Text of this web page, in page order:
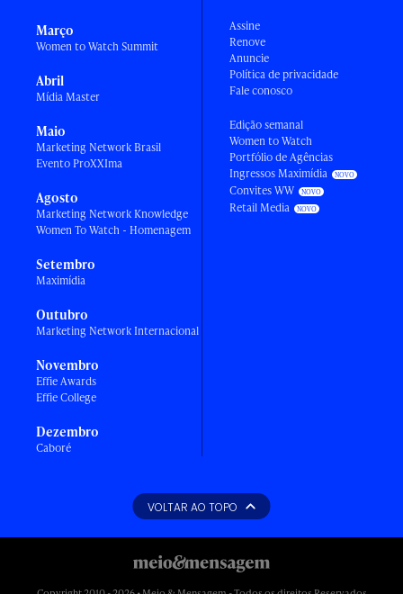
Março
Women to Watch Summit
Abril
Mídia Master
Maio
Marketing Network Brasil
Evento ProXXIma
Agosto
Marketing Network Knowledge
Women To Watch - Homenagem
Setembro
Maximídia
Outubro
Marketing Network Internacional
Novembro
Effie Awards
Effie College
Dezembro
Caboré
Assine
Renove
Anuncie
Política de privacidade
Fale conosco
Edição semanal
Women to Watch
Portfólio de Agências
Ingressos Maximídia
Convites WW
Retail Media
VOLTAR AO TOPO